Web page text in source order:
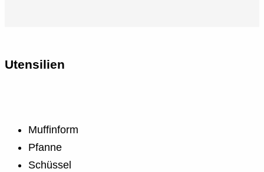
Utensilien
Muffinform
Pfanne
Schüssel